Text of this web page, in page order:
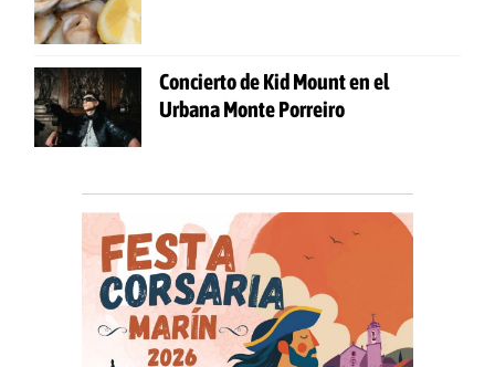
Concierto de Kid Mount en el
Urbana Monte Porreiro